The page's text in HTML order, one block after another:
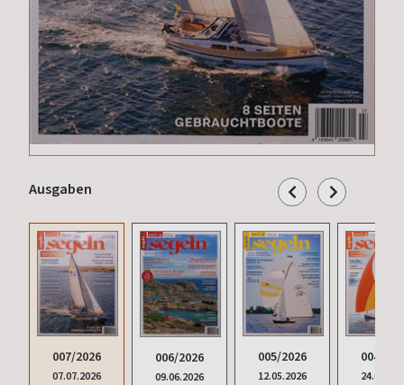
Ausgaben
007/2026
07.07.2026
006/2026
09.06.2026
005/2026
12.05.2026
004/